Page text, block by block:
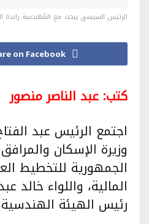
الرئيس السيسي يبحث مع المُهندسة راندة
on Facebook
كتب: عبد الناصر منصور
اجتمع الرئيس عبد
وزيرة الإسكان
الجمهورية للتخطيط
المالية، واللواء
رئيس الهيئة